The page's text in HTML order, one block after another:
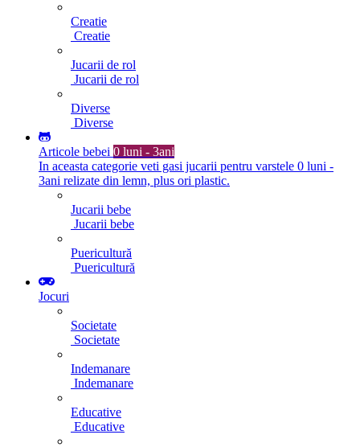
Creatie
Creatie
Jucarii de rol
Jucarii de rol
Diverse
Diverse
Articole bebei 0 luni - 3ani
In aceasta categorie veti gasi jucarii pentru varstele 0 luni -
3ani relizate din lemn, plus ori plastic.
Jucarii bebe
Jucarii bebe
Puericultură
Puericultură
Jocuri
Societate
Societate
Indemanare
Indemanare
Educative
Educative